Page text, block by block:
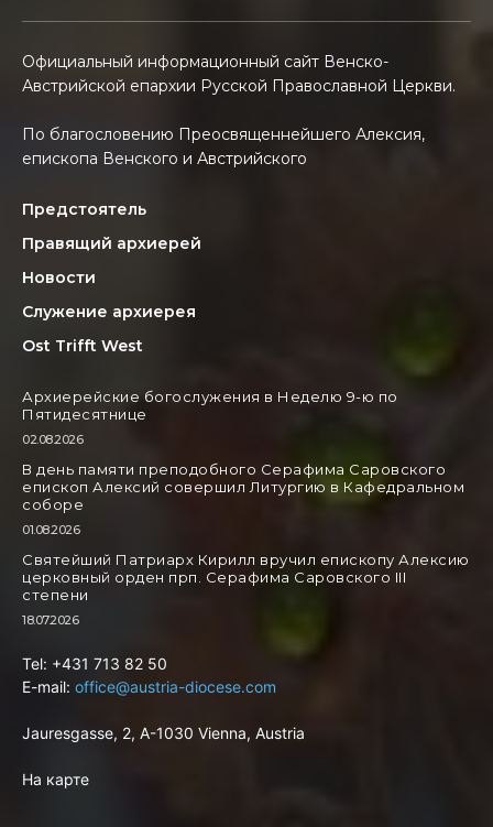
Официальный информационный сайт Венско-
Австрийской епархии Русской Православной Церкви.
По благословению Преосвященнейшего Алексия,
епископа Венского и Австрийского
Предстоятель
Правящий архиерей
Новости
Служение архиерея
Ost Trifft West
Архиерейские богослужения в Неделю 9-ю по
Пятидесятнице
02.08.2026
В день памяти преподобного Серафима Саровского
епископ Алексий совершил Литургию в Кафедральном
соборе
01.08.2026
Святейший Патриарх Кирилл вручил епископу Алексию
церковный орден прп. Серафима Саровского III
степени
18.07.2026
Tel: +431 713 82 50
E-mail: office@austria-diocese.com
Jauresgasse, 2, A-1030 Vienna, Austria
На карте